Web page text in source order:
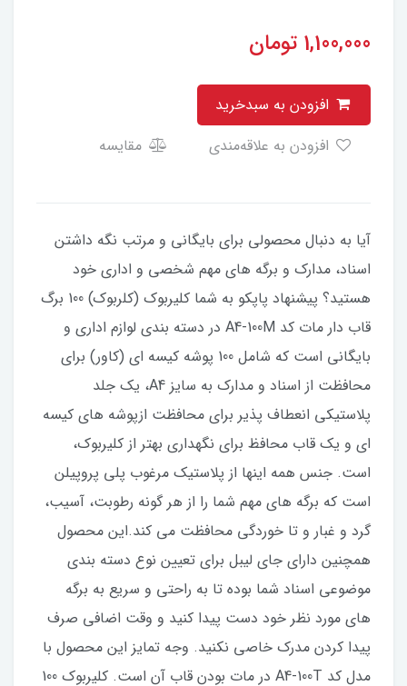
1,100,000 تومان
مقایسه
آیا به دنبال محصولی برای بایگانی و مرتب نگه داشتن
اسناد، مدارک و برگه های مهم شخصی و اداری خود
هستید؟ پیشنهاد پاپکو به شما کلیربوک (کلربوک) 100 برگ
قاب دار مات کد A4-100M در دسته بندی لوازم اداری و
بایگانی است که شامل 100 پوشه کیسه ای (کاور) برای
محافظت از اسناد و مدارک به سایز A4، یک جلد
پلاستیکی انعطاف پذیر برای محافظت ازپوشه های کیسه
ای و یک قاب محافظ برای نگهداری بهتر از کلیربوک،
است. جنس همه اینها از پلاستیک مرغوب پلی پروپیلن
است که برگه های مهم شما را از هر گونه رطوبت، آسیب،
گرد و غبار و تا خوردگی محافظت می کند.این محصول
همچنین دارای جای لیبل برای تعیین نوع دسته بندی
موضوعی اسناد شما بوده تا به راحتی و سریع به برگه
های مورد نظر خود دست پیدا کنید و وقت اضافی صرف
پیدا کردن مدرک خاصی نکنید. وجه تمایز این محصول با
مدل کد A4-100T در مات بودن قاب آن است. کلیربوک 100